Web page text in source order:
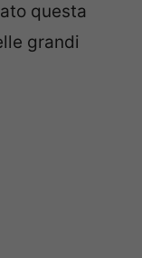
questa
grandi